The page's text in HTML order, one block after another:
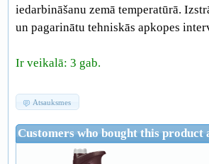
iedarbināšanu zemā temperatūrā.
un pagarinātu tehniskās apkopes
Ir veikalā: 3 gab.
Atsauksmes
Customers who bought this product